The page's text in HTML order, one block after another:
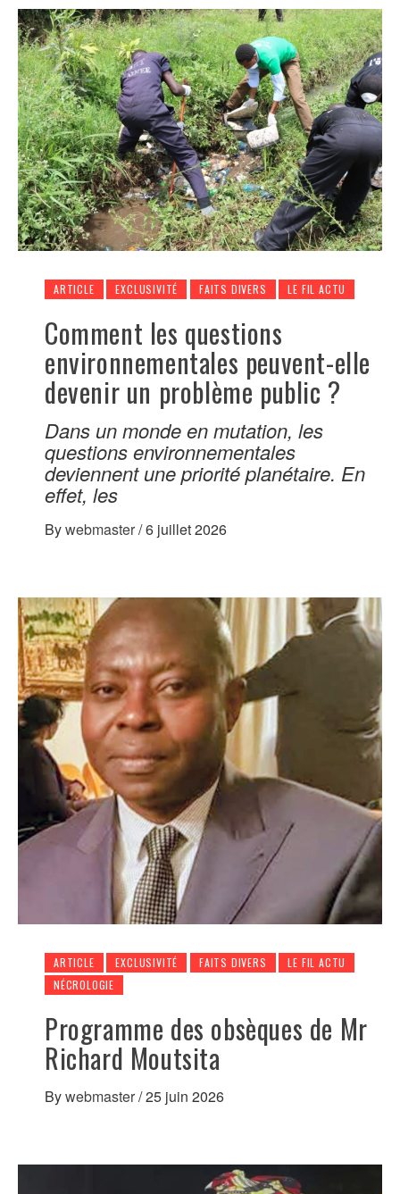
ARTICLE EXCLUSIVITÉ FAITS DIVERS LE FIL ACTU
Comment les questions
environnementales peuvent-elle
devenir un problème public ?
Dans un monde en mutation, les
questions environnementales
deviennent une priorité planétaire. En
effet, les
Bywebmaster/6 juillet 2026
ARTICLE EXCLUSIVITÉ FAITS DIVERS
LE FIL ACTU
NÉCROLOGIE
Programme des obsèques de Mr
Richard Moutsita
Bywebmaster/25 juin 2026